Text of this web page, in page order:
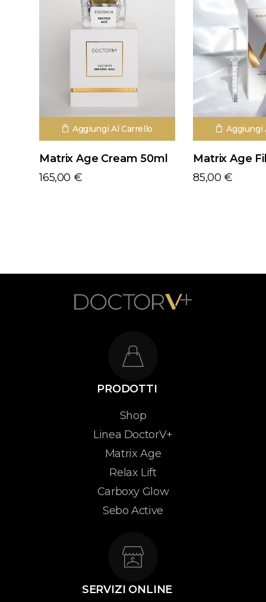
Aggiungi Al Carrello
Matrix Age Cream 50ml
165,00 €
Aggiungi
Matrix Age
85,00€
PRODOTTI
Shop
Linea DoctorV+
Matrix Age
Relax Lift
Carboxy Glow
Sebo Active
SERVIZI ONLINE